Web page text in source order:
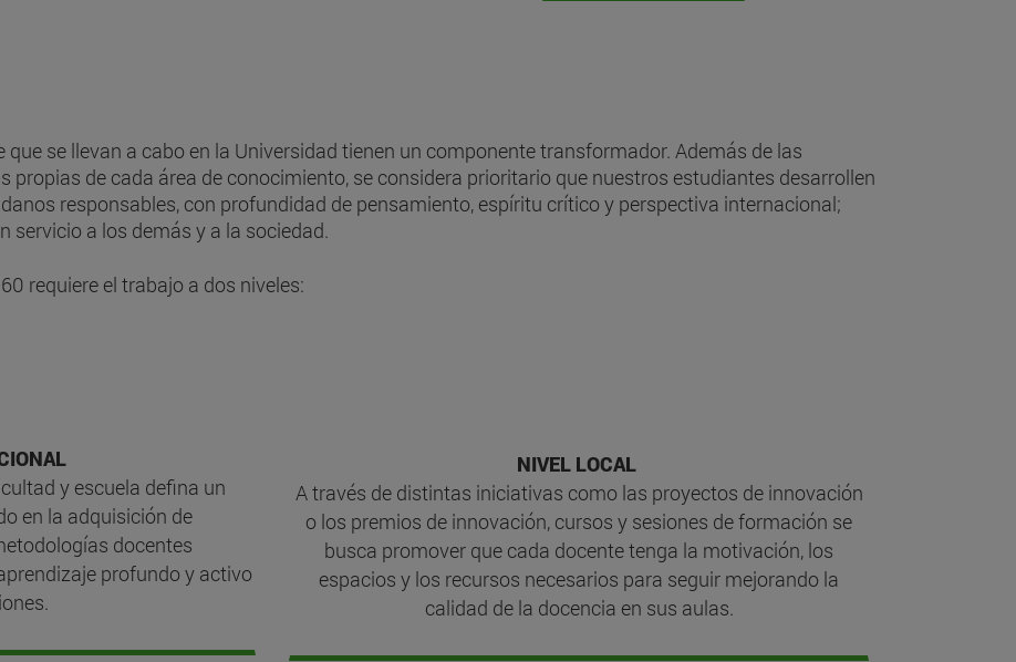
se llevan a cabo en la Universidad tienen un componente transformador. Además de las
de cada área de conocimiento, se considera prioritario que nuestros estudiantes desarrollen
responsables, con profundidad de pensamiento, espíritu crítico y perspectiva internacional;
servicio a los demás y a la sociedad.
requiere el trabajo a dos niveles:
y escuela defina un
en la adquisición de
docentes
profundo y activo
NIVEL LOCAL ​​​
A través de distintas iniciativas como las proyectos de innovación
o los premios de innovación, cursos y sesiones de formación se
busca promover que cada docente tenga la motivación, los
espacios y los recursos necesarios para seguir mejorando la
calidad de la docencia en sus aulas.